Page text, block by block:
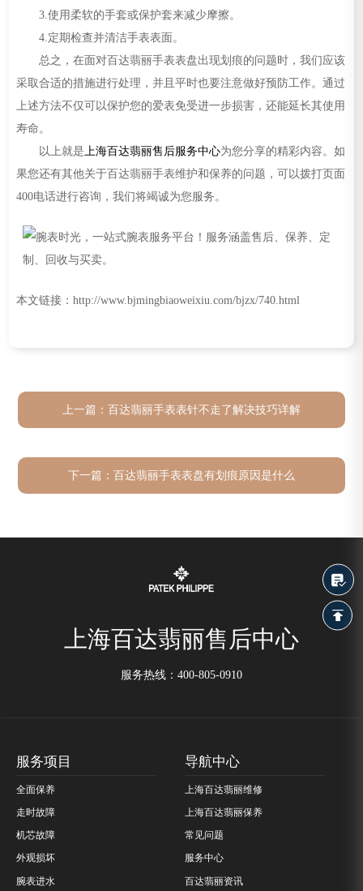
3.使用柔软的手套或保护套来减少摩擦。
4.定期检查并清洁手表表面。
总之，在面对百达翡丽手表表盘出现划痕的问题时，我们应该
采取合适的措施进行处理，并且平时也要注意做好预防工作。通过
上述方法不仅可以保护您的爱表免受进一步损害，还能延长其使用
寿命。
以上就是上海百达翡丽售后服务中心为您分享的精彩内容。如
果您还有其他关于百达翡丽手表维护和保养的问题，可以拨打页面
400电话进行咨询，我们将竭诚为您服务。
本文链接：http://www.bjmingbiaoweixiu.com/bjzx/740.html
上一篇： 百达翡丽手表表针不走了解决技巧详解
下一篇： 百达翡丽手表表盘有划痕原因是什么
上海百达翡丽售后中心
服务热线： 400-805-0910
服务项目
全面保养
走时故障
机芯故障
外观损坏
腕表进水
导航中心
上海百达翡丽维修
上海百达翡丽保养
常见问题
服务中心
百达翡丽资讯